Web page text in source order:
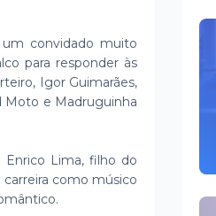
um convidado muito
para responder às
Igor Guimarães,
Moto e Madruguinha
Lima, filho do
como músico